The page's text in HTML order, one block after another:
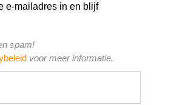
e-mailadres in en blijf
spam!
voor meer informatie.